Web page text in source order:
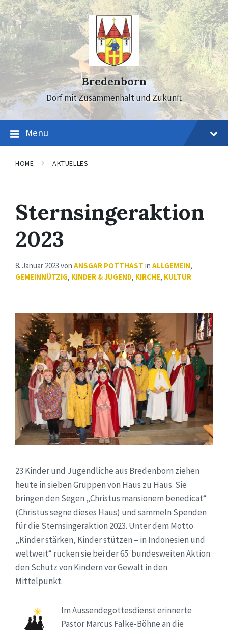
Skip
to
content
Skip
to
main
navigation
Skip
to
footer
Bredenborn
Dorf mit Zusammenhalt und Zukunft
Menu
HOME AKTUELLES
Sternsingeraktion
2023
8. Januar 2023 von ANSGAR POTTHAST in ALLGEMEIN,
GEMEINNÜTZIG, KINDER & JUGEND, KIRCHE, KULTUR
23 Kinder und Jugendliche aus Bredenborn ziehen
heute in sieben Gruppen von Haus zu Haus. Sie
bringen den Segen „Christus mansionem benedicat“
(Christus segne dieses Haus) und sammeln Spenden
für die Sternsingeraktion 2023. Unter dem Motto
„Kinder stärken, Kinder stützen – in Indonesien und
weltweit“ rücken sie bei der 65. bundesweiten Aktion
den Schutz von Kindern vor Gewalt in den
Mittelpunkt.
Im Aussendegottesdienst erinnerte
Pastor Marcus Falke-Böhne an die